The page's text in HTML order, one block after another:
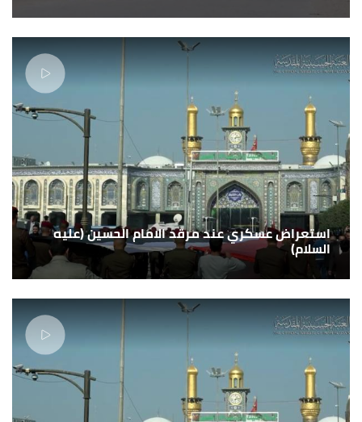
استعراض عسكري عند مرقد الامام الحسين (عليه
السلام)